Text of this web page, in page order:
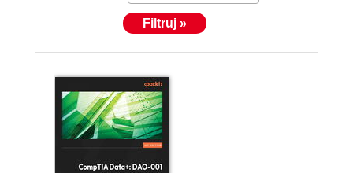
Filtruj »